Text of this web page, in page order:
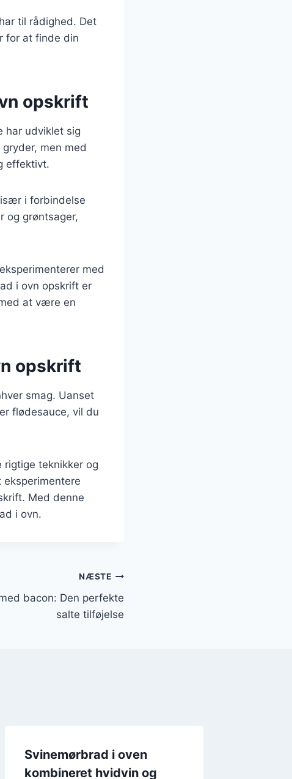
til rådighed. Det
for at finde din
opskrift
har udviklet sig
men med
effektivt.
i forbindelse
og grøntsager,
med
i ovn opskrift er
at være en
opskrift
smag. Uanset
flødesauce, vil du
teknikker og
Med denne
i ovn.
NÆSTE
bacon: Den perfekte
salte tilføjelse
Svinemørbrad i oven
kombineret hvidvin og